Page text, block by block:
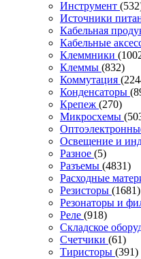
Инструмент
Источники
Кабельная
Кабельные
Клеммники
Клеммы (832)
Коммутация
Конденсаторы
Крепеж (270)
Микросхемы
Освещение и
Разное (5)
Разъемы (4831)
Расходные
Резисторы (1681)
Резонаторы и
Реле (918)
Складское
Счетчики (61)
Тиристоры (391)